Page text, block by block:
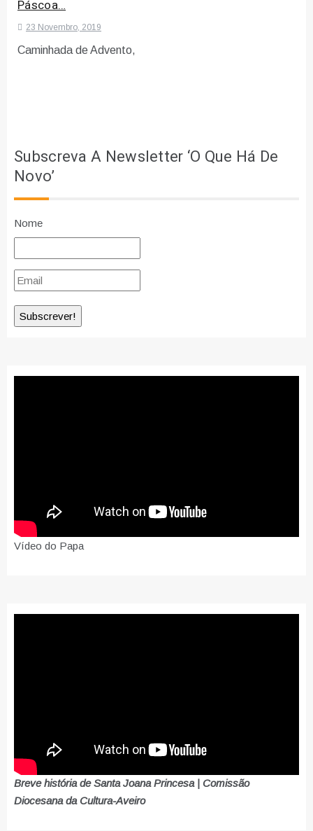
Páscoa…
23 Novembro, 2019
Caminhada de Advento,
Subscreva A Newsletter ‘O Que Há De
Novo’
Nome
Vídeo do Papa
Breve história de Santa Joana Princesa | Comissão
Diocesana da Cultura-Aveiro